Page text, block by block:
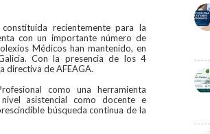
recientemente para la
con un importante número de
Médicos han mantenido, en
Con la presencia de los 4
directiva de AFEAGA.
como una herramienta
asistencial como docente e
búsqueda continua de la